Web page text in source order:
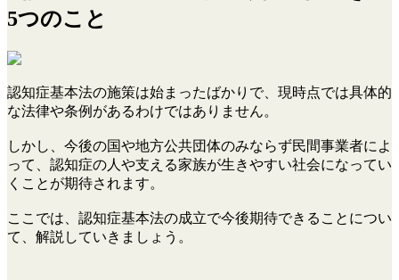
5つのこと
認知症基本法の施策は始まったばかりで、現時点では具体的
な法律や条例があるわけではありません。
しかし、今後の国や地方公共団体のみならず民間事業者によ
って、認知症の人や支える家族が生きやすい社会になってい
くことが期待されます。
ここでは、認知症基本法の成立で今後期待できることについ
て、解説していきましょう。